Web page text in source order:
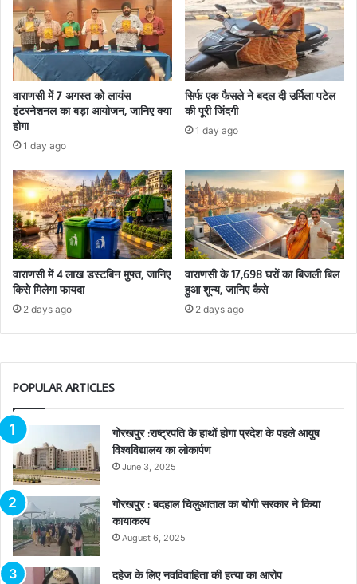
वाराणसी में 7 अगस्त को लायंस
इंटरनेशनल का बड़ा आयोजन, जानिए क्या
होगा
1 day ago
सिर्फ एक फैसले ने बदल दी उर्मिला पटेल
की पूरी जिंदगी
1 day ago
वाराणसी में 4 लाख डस्टबिन मुफ्त, जानिए
किसे मिलेगा फायदा
2 days ago
वाराणसी के 17,698 घरों का बिजली बिल
हुआ शून्य, जानिए कैसे
2 days ago
POPULAR ARTICLES
गोरखपुर :राष्ट्रपति के हाथों होगा प्रदेश के पहले आयुष
विश्वविद्यालय का लोकार्पण
June 3, 2025
गोरखपुर : बदहाल चिलुआताल का योगी सरकार ने किया
कायाकल्प
August 6, 2025
दहेज के लिए नवविवाहिता की हत्या का आरोप